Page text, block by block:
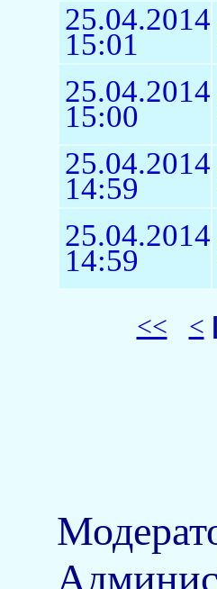
25.04.2014
15:01
25.04.2014
15:00
25.04.2014
14:59
25.04.2014
14:59
<< <